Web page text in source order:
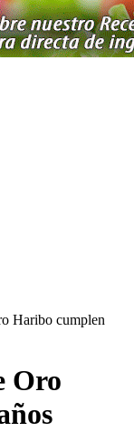
Haribo cumplen
Oro